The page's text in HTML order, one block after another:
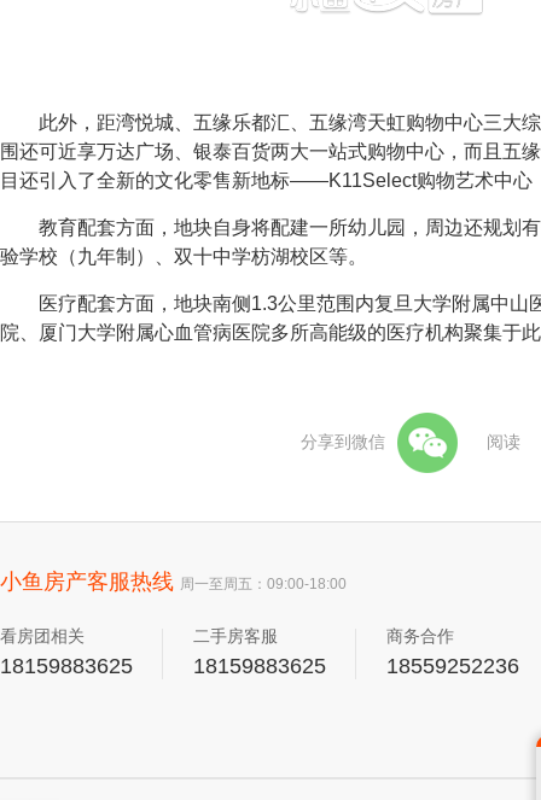
此外，距湾悦城、五缘乐都汇、五缘湾天虹购物中心三大
围还可近享万达广场、银泰百货两大一站式购物中心，而且五
目还引入了全新的文化零售新地标——K11Select购物艺术中心
教育配套方面，地块自身将配建一所幼儿园，周边还规划有
验学校（九年制）、双十中学枋湖校区等。
医疗配套方面，地块南侧1.3公里范围内复旦大学附属中山
院、厦门大学附属心血管病医院多所高能级的医疗机构聚集于
分享到微信 阅读
小鱼房产客服热线 周一至周五：09:00-18:00
看房团相关
18159883625
二手房客服
18159883625
商务合作
18559252236